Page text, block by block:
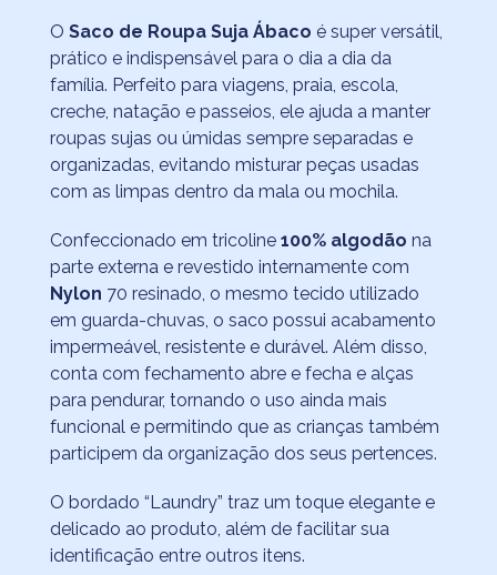
O Saco de Roupa Suja Ábaco é super versátil,
prático e indispensável para o dia a dia da
família. Perfeito para viagens, praia, escola,
creche, natação e passeios, ele ajuda a manter
roupas sujas ou úmidas sempre separadas e
organizadas, evitando misturar peças usadas
com as limpas dentro da mala ou mochila.
Confeccionado em tricoline 100% algodão na
parte externa e revestido internamente com
Nylon 70 resinado, o mesmo tecido utilizado
em guarda-chuvas, o saco possui acabamento
impermeável, resistente e durável. Além disso,
conta com fechamento abre e fecha e alças
para pendurar, tornando o uso ainda mais
funcional e permitindo que as crianças também
participem da organização dos seus pertences.
O bordado “Laundry” traz um toque elegante e
delicado ao produto, além de facilitar sua
identificação entre outros itens.